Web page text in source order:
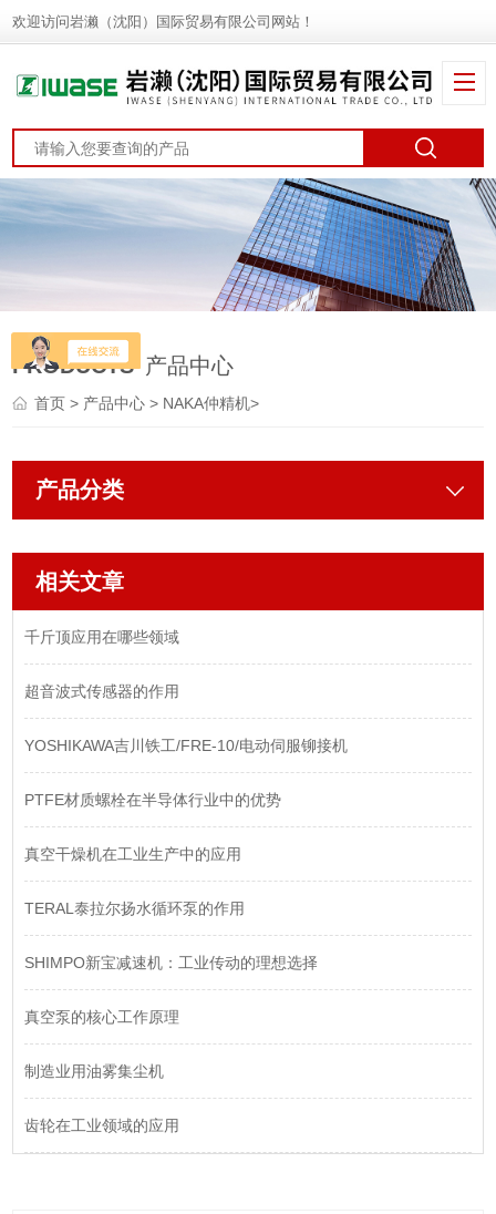
欢迎访问岩濑（沈阳）国际贸易有限公司网站！
PRODUCTS 产品中心
首页> 产品中心> NAKA仲精机>
产品分类
相关文章
千斤顶应用在哪些领域
超音波式传感器的作用
YOSHIKAWA吉川铁工/FRE-10/电动伺服铆接机
PTFE材质螺栓在半导体行业中的优势
真空干燥机在工业生产中的应用
TERAL泰拉尔扬水循环泵的作用
SHIMPO新宝减速机：工业传动的理想选择
真空泵的核心工作原理
制造业用油雾集尘机
齿轮在工业领域的应用